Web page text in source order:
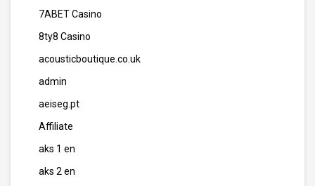
7ABET Casino
8ty8 Casino
acousticboutique.co.uk
admin
aeiseg.pt
Affiliate
aks 1 en
aks 2 en